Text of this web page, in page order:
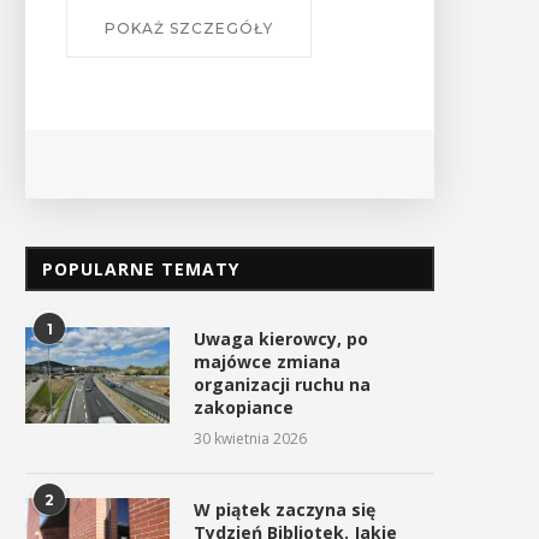
SZCZEGÓŁY
POPULARNE TEMATY
1
Uwaga kierowcy, po
majówce zmiana
organizacji ruchu na
zakopiance
30 kwietnia 2026
2
W piątek zaczyna się
Tydzień Bibliotek. Jakie